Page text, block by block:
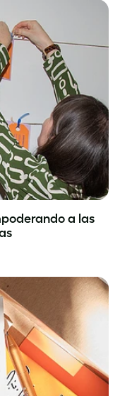
a las